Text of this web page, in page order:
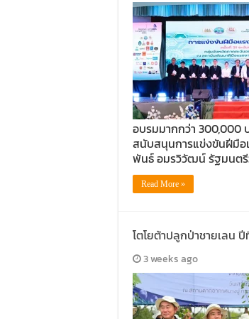
อบรมมากกว่า 300,000
สนับสนุนการแข่งขันฝีมือ
พันธ์ อมรวิวัฒน์ รัฐมนตรี
Read More »
โตโยต้าปลูกป่าชายเลน
3 weeks ago